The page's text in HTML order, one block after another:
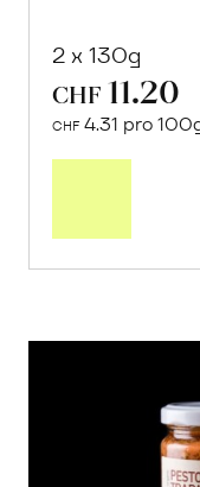
2 x 130g
CHF 11.20
CHF 4.31 pro